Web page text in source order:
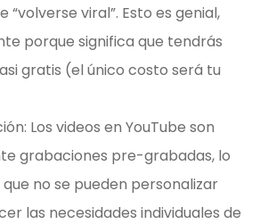
“volverse viral”. Esto es genial,
porque significa que tendrás
gratis (el único costo será tu
Los videos en YouTube son
grabaciones pre-grabadas, lo
no se pueden personalizar
las necesidades individuales de